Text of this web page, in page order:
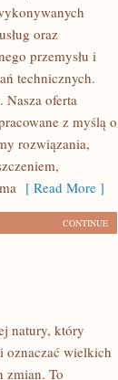
oraz
przemysłu i
technicznych.
Nasza oferta
z myślą o
rozwiązania,
[ Read More ]
CONTINUE
natury, który
oznaczać wielkich
zmian. To